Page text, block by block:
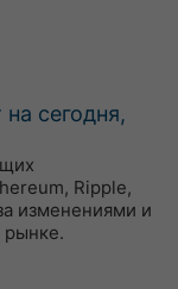
сегодня,
Ripple,
изменениями и